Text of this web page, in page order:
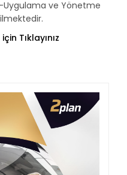
Uygulama ve Yönetme
Tıklayınız